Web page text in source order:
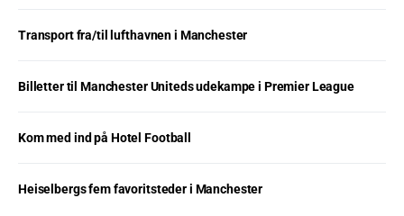
Transport fra/til lufthavnen i Manchester
Billetter til Manchester Uniteds udekampe i Premier League
Kom med ind på Hotel Football
Heiselbergs fem favoritsteder i Manchester